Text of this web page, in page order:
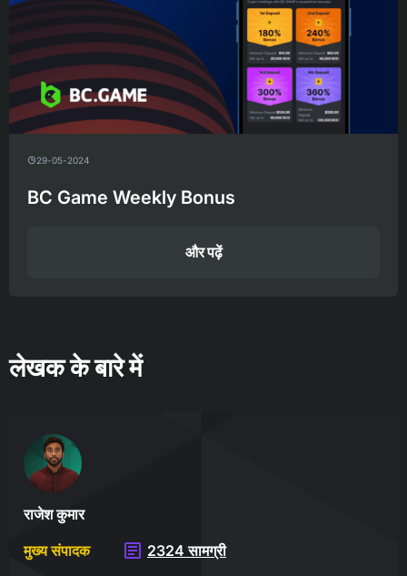
29-05-2024
BC Game Weekly Bonus
और पढ़ें
लेखक के बारे में
राजेश कुमार
मुख्य संपादक
2324 सामग्री